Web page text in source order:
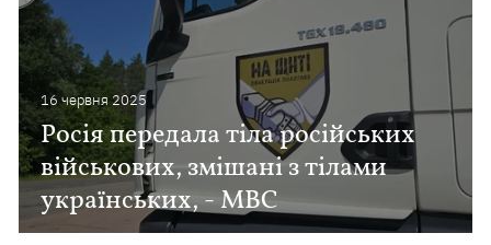
16 червня 2025
Росія передала тіла російських
військових, змішані з тілами
українських, - МВС